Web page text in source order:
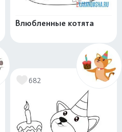
Влюбленные котята
682